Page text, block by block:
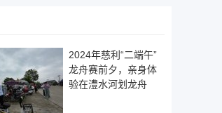
2024年慈利“二端午”
龙舟赛前夕，亲身体
验在澧水河划龙舟